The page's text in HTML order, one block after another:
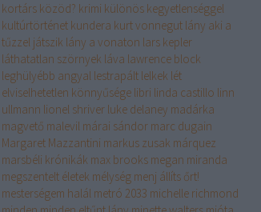
kortárs közöd? krimi különös kegyetlenséggel
kultúrtörténet kundera kurt vonnegut lány aki a
tűzzel játszik lány a vonaton lars kepler
láthatatlan szörnyek láva lawrence block
leghülyébb angyal lestrapált lelkek lét
elviselhetetlen könnyűsége libri linda castillo linn
ullmann lionel shriver luke delaney madárka
magvető malevil márai sándor marc dugain
Margaret Mazzantini markus zusak márquez
marsbéli krónikák max brooks megan miranda
megszentelt életek mélység menj állíts őrt!
mesterségem halál metró 2033 michelle richmond